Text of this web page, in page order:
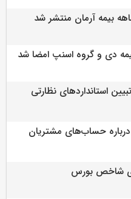
بیمه آرمان منتشر شد
دی و گروه اسنپ امضا شد
استانداردهای نظارتی
حساب‌های مشتریان